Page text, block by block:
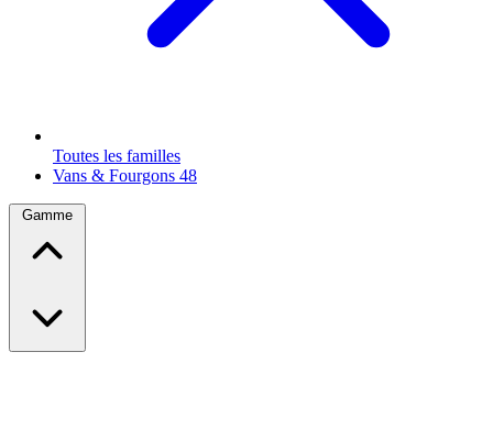
Toutes les familles
Vans & Fourgons 48
Gamme